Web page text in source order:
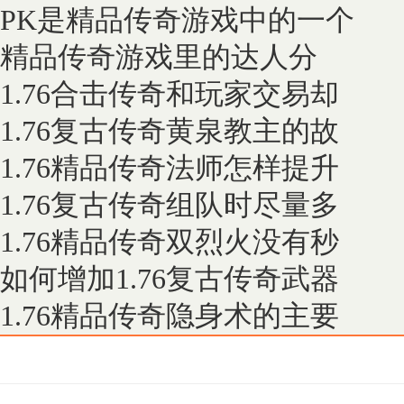
PK是精品传奇游戏中的一个
精品传奇游戏里的达人分
1.76合击传奇和玩家交易却
1.76复古传奇黄泉教主的故
1.76精品传奇法师怎样提升
1.76复古传奇组队时尽量多
1.76精品传奇双烈火没有秒
如何增加1.76复古传奇武器
1.76精品传奇隐身术的主要